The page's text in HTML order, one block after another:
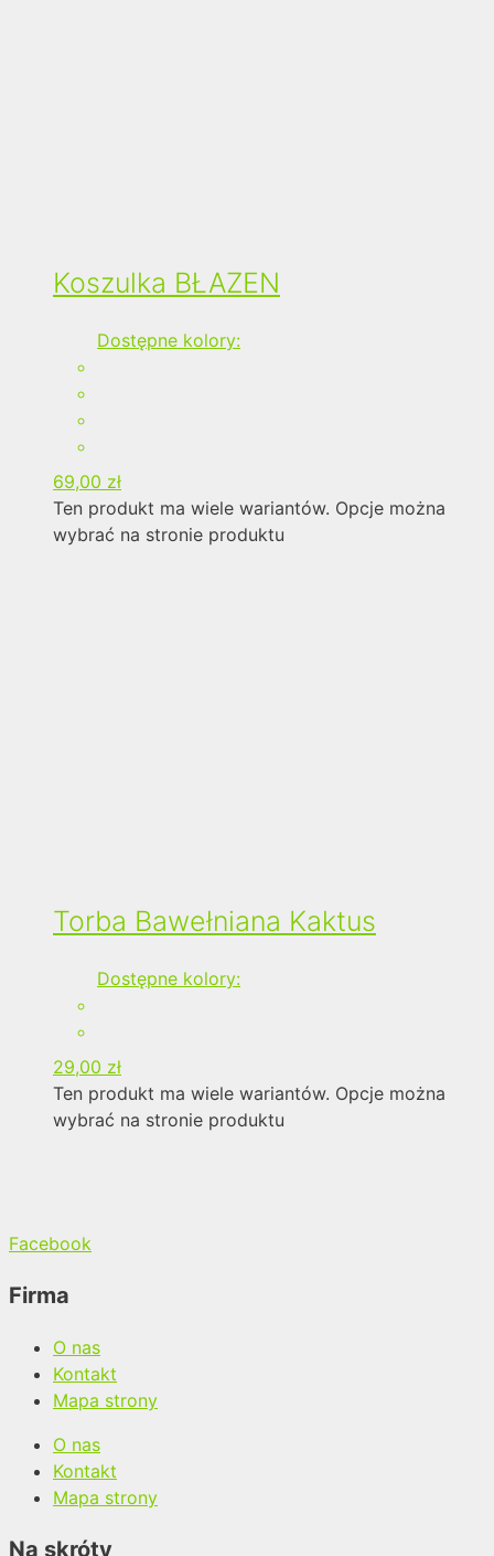
Koszulka BŁAZEN
Dostępne kolory:
69,00 zł
Ten produkt ma wiele wariantów. Opcje można
wybrać na stronie produktu
Torba Bawełniana Kaktus
Dostępne kolory:
29,00 zł
Ten produkt ma wiele wariantów. Opcje można
wybrać na stronie produktu
Facebook
Firma
O nas
Kontakt
Mapa strony
O nas
Kontakt
Mapa strony
Na skróty